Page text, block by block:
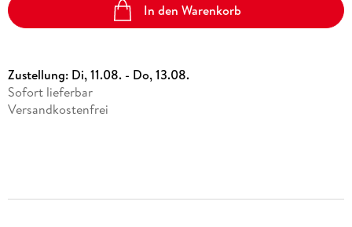
In den Warenkorb
Zustellung: Di, 11.08. - Do, 13.08.
Sofort lieferbar
Versandkostenfrei